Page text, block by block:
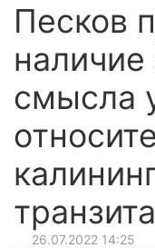
Песков
наличие
смысла
транзита
26.07.2022 14:25